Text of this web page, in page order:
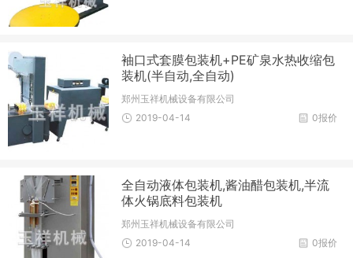
袖口式套膜包装机+PE矿泉水热收缩包
装机(半自动,全自动)
郑州玉祥机械设备有限公司
0报价
2019-04-14
全自动液体包装机,酱油醋包装机,半流
体火锅底料包装机
郑州玉祥机械设备有限公司
0报价
2019-04-14